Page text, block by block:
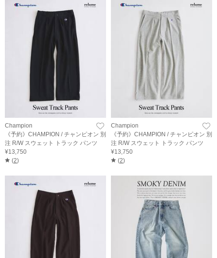
Champion
《予約》CHAMPION / チャンピオン 別
注 R/W スウェット トラック パンツ
¥13,750
(2)
Champion
《予約》CHAMPION / チャンピオン 別
注 R/W スウェット トラック パンツ
¥13,750
(2)